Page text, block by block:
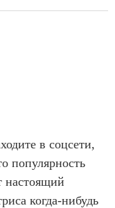
в соцсети,
популярность
настоящий
когда-нибудь